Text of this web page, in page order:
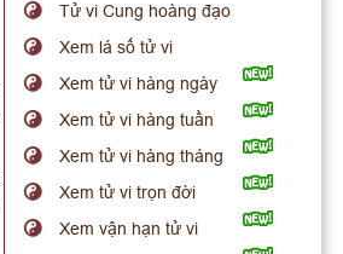
Tử vi Cung hoàng đạo
Xem lá số tử vi
Xem tử vi hàng ngày
Xem tử vi hàng tuần
Xem tử vi hàng tháng
Xem tử vi trọn đời
Xem vận hạn tử vi